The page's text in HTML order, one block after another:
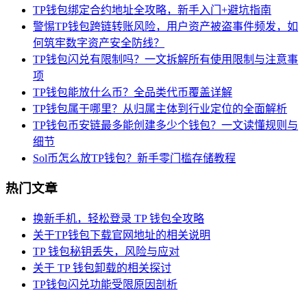
TP钱包绑定合约地址全攻略，新手入门+避坑指南
警惕TP钱包跨链转账风险，用户资产被盗事件频发，如
何筑牢数字资产安全防线？
TP钱包闪兑有限制吗？一文拆解所有使用限制与注意事
项
TP钱包能放什么币？全品类代币覆盖详解
TP钱包属于哪里？从归属主体到行业定位的全面解析
TP钱包币安链最多能创建多少个钱包？一文读懂规则与
细节
Sol币怎么放TP钱包？新手零门槛存储教程
热门文章
换新手机，轻松登录 TP 钱包全攻略
关于TP钱包下载官网地址的相关说明
TP 钱包秘钥丢失，风险与应对
关于 TP 钱包卸载的相关探讨
TP钱包闪兑功能受限原因剖析